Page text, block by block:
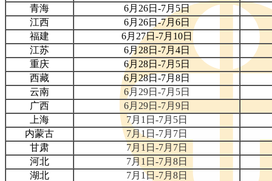
青海
6月26日-7月5日
江西
6月26日-7月6日
福建
6月27日-7月10日
江苏
6月28日-7月4日
重庆
6月28日-7月5日
西藏
6月28日-7月8日
云南
6月29日-7月5日
广西
6月29日-7月9日
上海
7月1日-7月5日
内蒙古
7月1日-7月7日
甘肃
7月1日-7月7日
河北
7月1日-7月8日
湖北
7月1日-7月8日